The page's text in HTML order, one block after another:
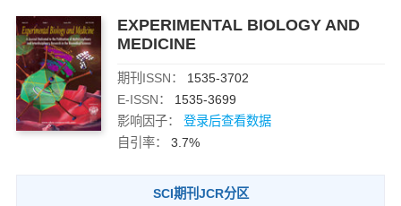
EXPERIMENTAL BIOLOGY AND
MEDICINE
期刊ISSN：
1535-3702
E-ISSN：
1535-3699
影响因子：
登录后查看数据
自引率：
3.7%
SCI期刊JCR分区